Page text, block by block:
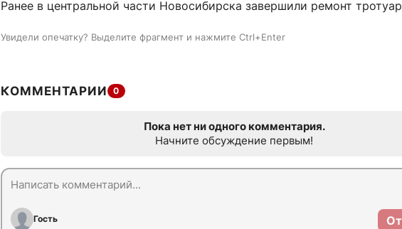
Ранее в центральной части Новосибирска завершили ремонт
Увидели опечатку? Выделите фрагмент и нажмите Ctrl+Enter
КОММЕНТАРИИ 0
Пока нет ни одного комментария.
Начните обсуждение первым!
Гость